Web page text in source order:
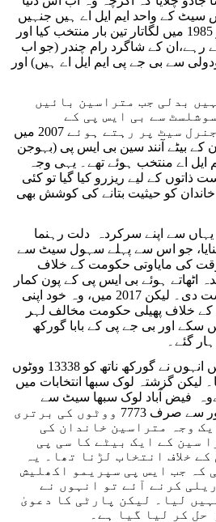
سیٹ کے واحد ایم ایل اے ہیں جنہیں
ووٹروں نے 1977، 1980 اور 1985 میں لگاتار تین بار منتخب کیا اور
رہے،ان کے شاگرد رام چندر (جو اب
سے بی جے پی ایم ایل اے ہیں) اور
بدلی جب متراسین بائیں
سے بی ایس پی کے
امیدوار ہو گئے۔ اس جنرل سیٹ پر رہتے ہوئے 2007 میں
کے بیٹے آنند سین بی ایس پی (بہوجن
ایل اے منتخب ہوئے تھے۔ یہی وجہ
کے لیے ریزرو کیا گیا تو کئی
کو حیثیت بتانے کی کوشش بھی
پی نے یہاں سے اپنے سرکردہ دلت رہنما
جو اس سے پہلے سہول سیٹ سے
وقت کی مایاوتی حکومت کے خلاف
اٹھاتے ہوئے بی ایس پی کے پون کمار
کو 34237 ووٹوں سے شکست دی۔ لیکن 2017 میں، وہ خود اپنی
خلاف پھیلی حکومت مخالف لہر
سکے اور بی جے پی کے بابا گورکھ
تاہم، 2022 کے انتخابات میں انہوں نے گورکھ ناتھ کو 13338 ووٹوں
گزشتہ لوک سبھا انتخابات میں
لیےوہ فیض آباد لوک سبھا سیٹ سے
میدان میں اترے توملکی پور سے صرف 7773 ووٹوں کی برتری
وجہ متراسین خاندان کی
سین کے ایک بیٹے کا سی پی
خلاف انتخاب لڑنا تھا۔ یہ
کہ جب ایس پی سپریمو اکھلیش
کرنے آئے تو انہوں نے
لیا۔ لیکن پارٹی کا دعویٰ
حل کر لیا گیا ہے۔